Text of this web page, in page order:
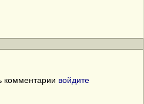
комментарии войдите